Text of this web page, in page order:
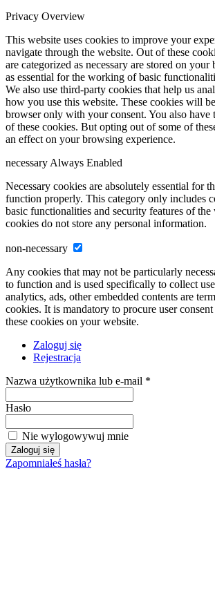
Privacy Overview
This website uses cookies to improve your
navigate through the website. Out of these
are categorized as necessary are stored on your
as essential for the working of basic
We also use third-party cookies that help us
how you use this website. These cookies will
browser only with your consent. You also have
of these cookies. But opting out of some of
an effect on your browsing experience.
necessary Always Enabled
Necessary cookies are absolutely essential for
function properly. This category only includes
basic functionalities and security features of the
cookies do not store any personal information.
non-necessary
Any cookies that may not be particularly
to function and is used specifically to collect
analytics, ads, other embedded contents are
cookies. It is mandatory to procure user
these cookies on your website.
Zaloguj się
Rejestracja
Nazwa użytkownika lub e-mail *
Hasło
Nie wylogowywuj mnie
Zapomniałeś hasła?